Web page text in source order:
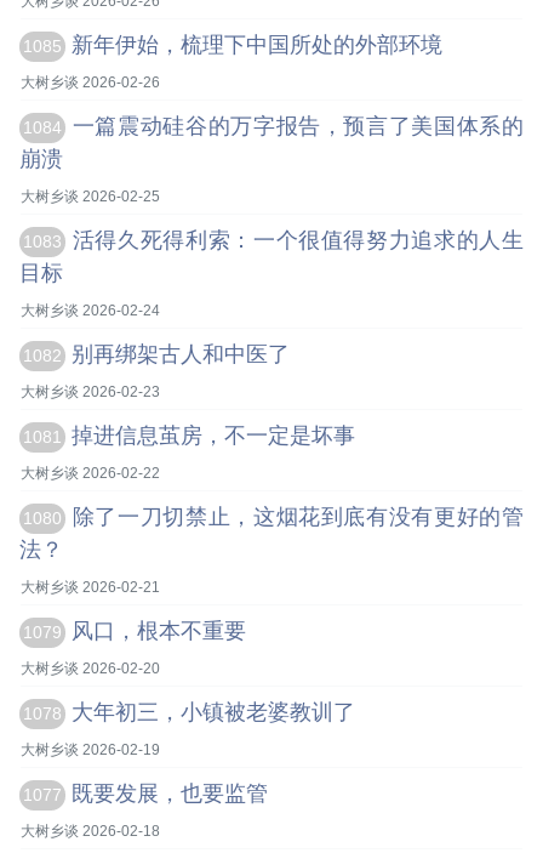
1085 新年伊始，梳理下中国所处的外部环境
大树乡谈 2026-02-26
1084
一篇震动硅谷的万字报告，预言了美国体系的
崩溃
大树乡谈 2026-02-25
1083
活得久死得利索：一个很值得努力追求的人生
目标
大树乡谈 2026-02-24
1082 别再绑架古人和中医了
大树乡谈 2026-02-23
1081 掉进信息茧房，不一定是坏事
大树乡谈 2026-02-22
1080
除了一刀切禁止，这烟花到底有没有更好的管
法？
大树乡谈 2026-02-21
1079 风口，根本不重要
大树乡谈 2026-02-20
1078 大年初三，小镇被老婆教训了
大树乡谈 2026-02-19
1077 既要发展，也要监管
大树乡谈 2026-02-18